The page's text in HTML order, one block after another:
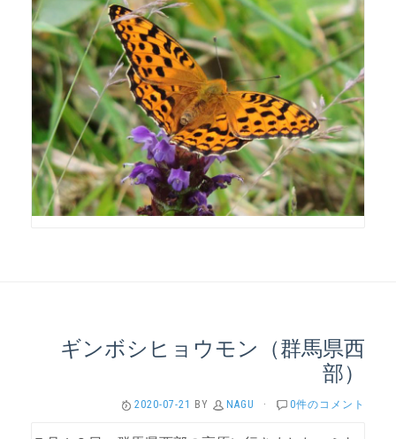
ギンボシヒョウモン（群馬県西
部）
2020-07-21 BY NAGU · 0件のコメント